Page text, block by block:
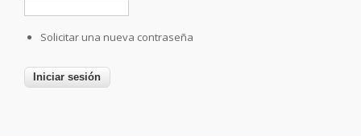
Solicitar una nueva contraseña